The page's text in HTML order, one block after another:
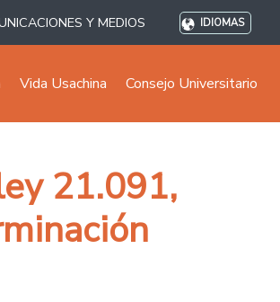
Y MEDIOS IDIOMAS
Vida Usachina Consejo Universitario
21.091,